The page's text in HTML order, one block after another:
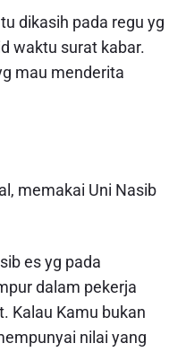
dikasih pada regu yg
waktu surat kabar.
mau menderita
memakai Uni Nasib
es yg pada
dalam pekerja
Kalau Kamu bukan
nilai yang